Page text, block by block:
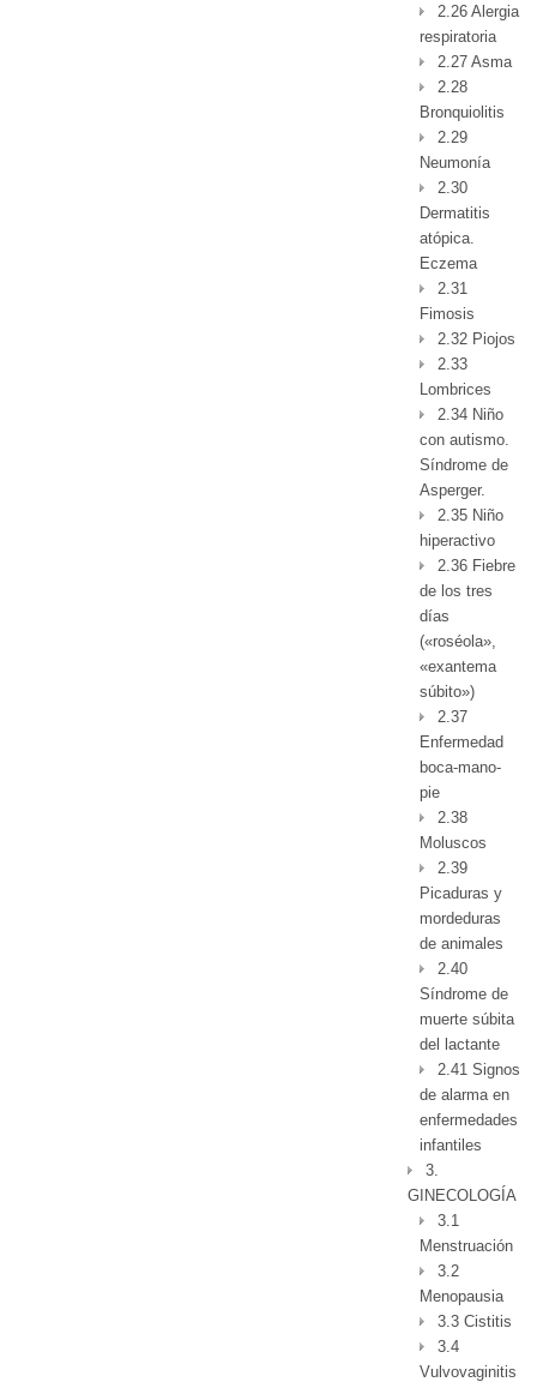
2.26 Alergia
respiratoria
2.27 Asma
2.28
Bronquiolitis
2.29
Neumonía
2.30
Dermatitis
atópica.
Eczema
2.31
Fimosis
2.32 Piojos
2.33
Lombrices
2.34 Niño
con autismo.
Síndrome de
Asperger.
2.35 Niño
hiperactivo
2.36 Fiebre
de los tres
días
(«roséola»,
«exantema
súbito»)
2.37
Enfermedad
boca-mano-
pie
2.38
Moluscos
2.39
Picaduras y
mordeduras
de animales
2.40
Síndrome de
muerte súbita
del lactante
2.41 Signos
de alarma en
enfermedades
infantiles
3.
GINECOLOGÍA
3.1
Menstruación
3.2
Menopausia
3.3 Cistitis
3.4
Vulvovaginitis